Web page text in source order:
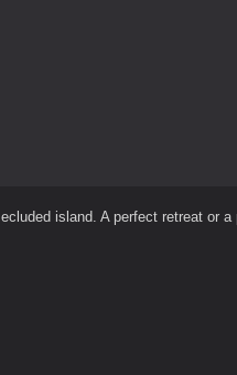
island. A perfect retreat or a